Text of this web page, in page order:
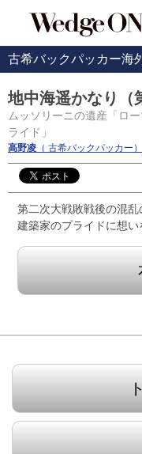
古希バックパッカー海
地中海遥かなり（
ムッソリーニの遺産「ロ
ライド」
高野凌 （ 古希バックパッカー）
第二次大戦敗戦後の混
建築家のプライドに想い